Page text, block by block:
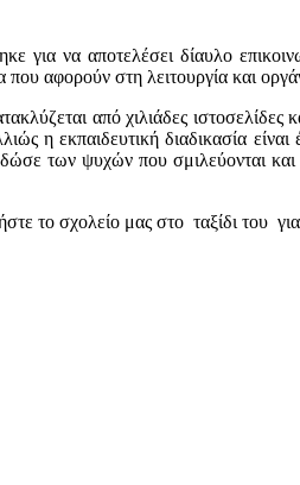
για να αποτελέσει δίαυλο
αφορούν στη λειτουργία και
από χιλιάδες
η εκπαιδευτική διαδικασία
των ψυχών που σμιλεύονται
το σχολείο μας στο ταξίδι του